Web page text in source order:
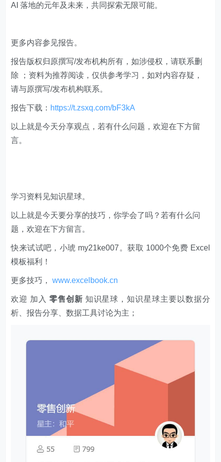
AI 落地的元年及未来，共同探索无限可能。
更多内容参见报告。
​报告版权归原撰写/发布机构所有，如涉侵权，请联系删
除 ；资料为推荐阅读，仅供参考学习，如对内容存疑，
请与原撰写/发布机构联系。
报告下载： https://t.zsxq.com/bF3kA
以上就是今天分享观点，若有什么问题，欢迎在下方留
言。
学习资料见知识星球。
以上就是今天要分享的技巧，你学会了吗？若有什么问
题，欢迎在下方留言。
快来试试吧，小琥 my21ke007。获取 1000个免费 Excel
模板福利​​​​！
更多技巧，www.excelbook.cn
欢迎 加入 零售创新 知识星球，知识星球主要以数据分
析、报告分享、数据工具讨论为主；